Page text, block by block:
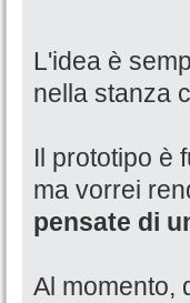
L'idea è
nella stanza
Il prototipo è
ma vorrei
pensate di
Al momento,